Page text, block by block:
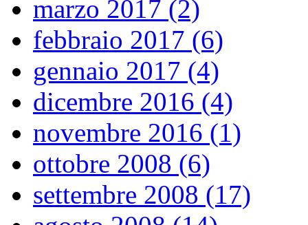
marzo 2017 (2)
febbraio 2017 (6)
gennaio 2017 (4)
dicembre 2016 (4)
novembre 2016 (1)
ottobre 2008 (6)
settembre 2008 (17)